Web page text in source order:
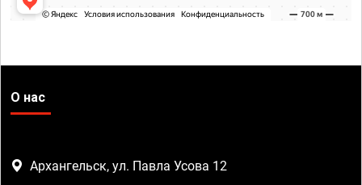
О нас
Архангельск, ул. Павла Усова 12